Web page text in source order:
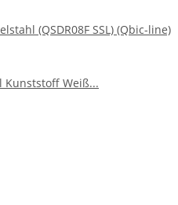
(QSDR08F SSL) (Qbic-line)